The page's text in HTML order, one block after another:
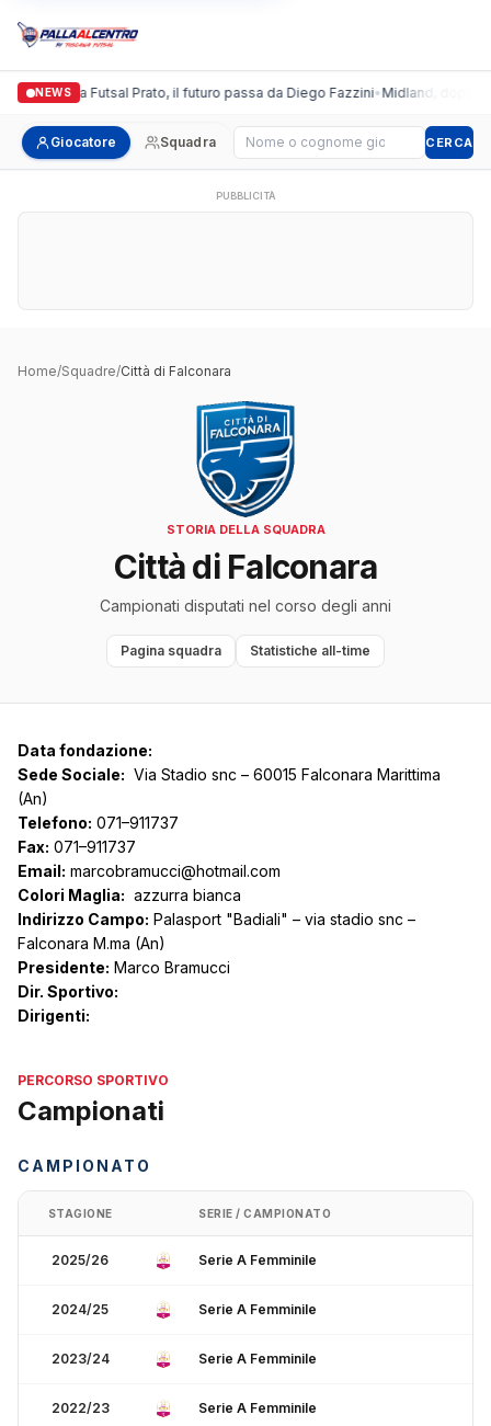
NEWS
Italgronda Futsal Prato, il futuro passa da Diego Fazzini•Midland, doppio
Giocatore Squadra Cerca giocatore CERCA
PUBBLICITÀ
Home/Squadre/Città di Falconara
STORIA DELLA SQUADRA
Città di Falconara
Campionati disputati nel corso degli anni
Pagina squadra Statistiche all-time
Data fondazione:
Sede Sociale: Via Stadio snc – 60015 Falconara Marittima
(An)
Telefono: 071–911737
Fax: 071–911737
Email: marcobramucci@hotmail.com
Colori Maglia: azzurra bianca
Indirizzo Campo: Palasport "Badiali" – via stadio snc –
Falconara M.ma (An)
Presidente: Marco Bramucci
Dir. Sportivo:
Dirigenti:
PERCORSO SPORTIVO
Campionati
CAMPIONATO
STAGIONE SERIE / CAMPIONATO
2025/26 Serie A Femminile
2024/25 Serie A Femminile
2023/24 Serie A Femminile
2022/23 Serie A Femminile